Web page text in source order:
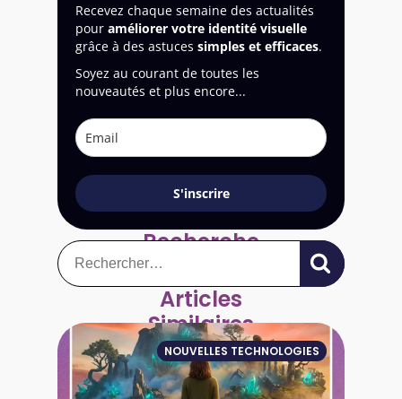
Recevez chaque semaine des actualités
pour améliorer votre identité visuelle
grâce à des astuces simples et efficaces.
Soyez au courant de toutes les
nouveautés et plus encore...
S'inscrire
Recherche
Rechercher :
Articles
Similaires
NOUVELLES TECHNOLOGIES